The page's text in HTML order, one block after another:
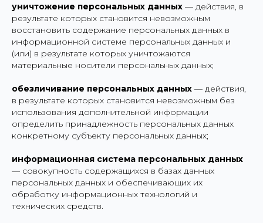
уничтожение персональных данных — действия, в
результате которых становится невозможным
восстановить содержание персональных данных в
информационной системе персональных данных и
(или) в результате которых уничтожаются
материальные носители персональных данных;
обезличивание персональных данных — действия,
в результате которых становится невозможным без
использования дополнительной информации
определить принадлежность персональных данных
конкретному субъекту персональных данных;
информационная система персональных данных
— совокупность содержащихся в базах данных
персональных данных и обеспечивающих их
обработку информационных технологий и
технических средств.